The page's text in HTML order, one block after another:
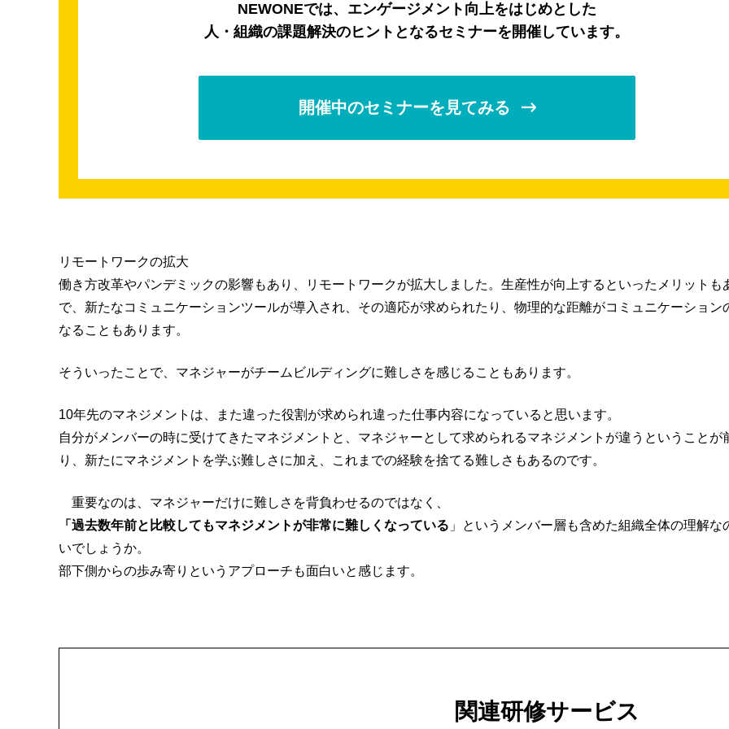
NEWONEでは、エンゲージメント向上をはじめとした
人・組織の課題解決のヒントとなるセミナーを開催しています。
開催中のセミナーを見てみる
リモートワークの拡大
働き方改革やパンデミックの影響もあり、リモートワークが拡大しました。生産性が向上するといったメリットも
で、新たなコミュニケーションツールが導入され、その適応が求められたり、物理的な距離がコミュニケーション
なることもあります。
そういったことで、マネジャーがチームビルディングに難しさを感じることもあります。
10年先のマネジメントは、また違った役割が求められ違った仕事内容になっていると思います。
自分がメンバーの時に受けてきたマネジメントと、マネジャーとして求められるマネジメントが違うということが
り、新たにマネジメントを学ぶ難しさに加え、これまでの経験を捨てる難しさもあるのです。
重要なのは、マネジャーだけに難しさを背負わせるのではなく、
「過去数年前と比較してもマネジメントが非常に難しくなっている 」というメンバー層も含めた組織全体の理解な
いでしょうか。
部下側からの歩み寄りというアプローチも面白いと感じます。
関連研修サービス